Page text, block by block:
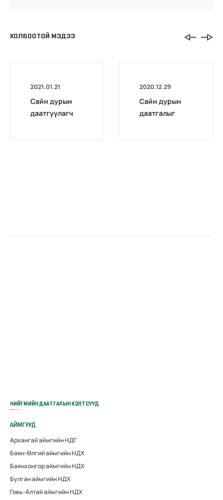
ХОЛБООТОЙ МЭДЭЭ
2021.01.21
Сайн дурын
даатгуулагч
2020.12.29
Сайн дурын
даатгалыг
НИЙГМИЙН ДААТГАЛЫН ХЭЛТСҮҮД
АЙМГУУД
Архангай аймгийн НДГ
Баян-Өлгий аймгийн НДХ
Баянхонгор аймгийн НДХ
Булган аймгийн НДХ
Говь-Алтай аймгийн НДХ